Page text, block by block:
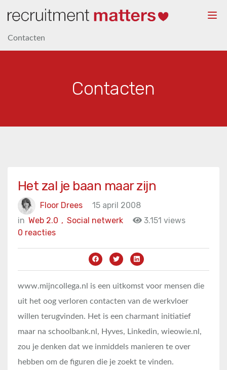
Contacten
Contacten
Het zal je baan maar zijn
Floor Drees
15 april 2008
in
Social netwerk
Web 2.0 ,
3.151 views
0 reacties
www.mijncollega.nl is een uitkomst voor mensen die
uit het oog verloren contacten van de werkvloer
willen terugvinden. Het is een charmant initiatief
maar na schoolbank.nl, Hyves, Linkedin, wieowie.nl,
zou je denken dat we inmiddels manieren te over
hebben om de figuren die je zoekt te vinden.